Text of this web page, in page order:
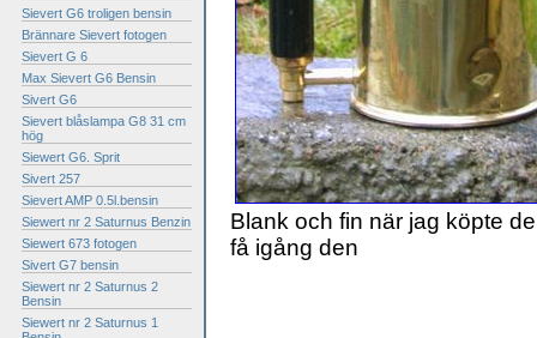
Sievert G6 troligen bensin
Brännare Sievert fotogen
Sievert G 6
Max Sievert G6 Bensin
Sivert G6
Sievert blåslampa G8 31 cm
hög
Siewert G6. Sprit
Sivert 257
Sievert AMP 0.5l.bensin
Siewert nr 2 Saturnus Benzin
Siewert 673 fotogen
Sivert G7 bensin
Siewert nr 2 Saturnus 2
Bensin
Siewert nr 2 Saturnus 1
Blank och fin när jag köpte
få igång den